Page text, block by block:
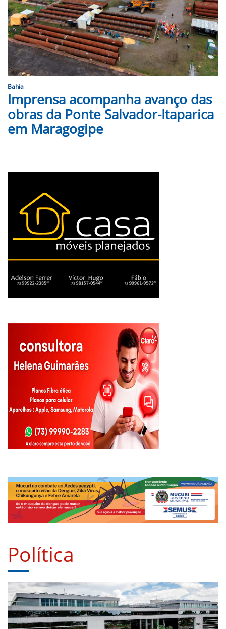
Bahia
Imprensa acompanha avanço das
obras da Ponte Salvador-Itaparica
em Maragogipe
Política